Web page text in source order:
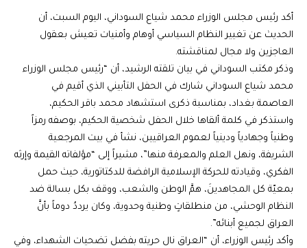
أكد رئيس مجلس الوزراء محمد شياع السوداني، اليوم السبت، أن
الحديث عن تغيير النظام السياسي أوهام وأمنيات تعيش بعقول
العاجزين ولا مجال لمناقشته.
وذكر مكتب السوداني في بيان تلقته الرشيد، أن “رئيس مجلس الوزراء
محمد شياع السوداني شارك في الحفل التأبيني الذي أقيم في
العاصمة بغداد، بمناسبة ذكرى استشهاد محمد باقر الحكيم،
واستذكر في كلمة ألقاها خلال الحفل شخصية الحكيم، بوصفه رمزاً
وطنياً وجهادياً ودينياً لعموم العراقيين، نشأ في بيت المرجعية
الشريفة، ونهل العلم والمعرفة منها”، مشيراً إلى “مؤلفاته القيمة وإرثه
الفكري، وقيادته للحركة الإسلامية الرافضة للدكتاتورية، حيث حمل
بمعيّة كل المجاهدينَ، همَّ الوطن والشعب، ووقف بكل بسالة ضد
النظام الوحشي، من منطلقاتٍ وطنية وحدوية، وكان يرددُ دوماً بأنَّ
العراق لجميع أبنائه”.
وأكد رئيس الوزراء، أن “العراق نال حريته بفضل تضحيات الشهداء، وفي